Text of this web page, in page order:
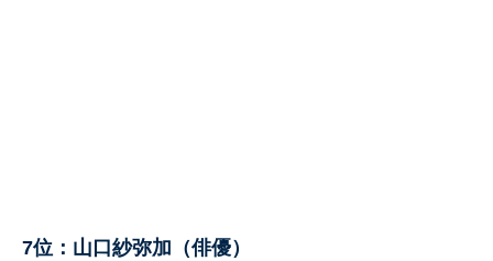
7位：山口紗弥加（俳優）